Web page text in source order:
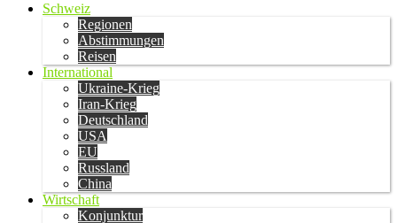
Schweiz
Regionen
Abstimmungen
Reisen
International
Ukraine-Krieg
Iran-Krieg
Deutschland
USA
EU
Russland
China
Wirtschaft
Konjunktur